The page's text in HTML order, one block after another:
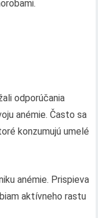
odporúčania
anémie. Často sa
konzumujú umelé
anémie. Prispieva
aktívneho rastu